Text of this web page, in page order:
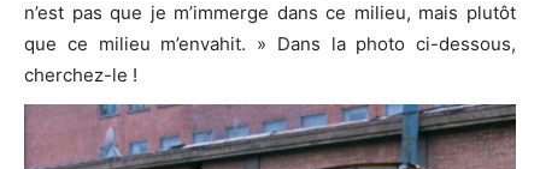
n’est pas que je m’immerge dans ce milieu, mais plutôt
que ce milieu m’envahit. » Dans la photo ci-dessous,
cherchez-le !